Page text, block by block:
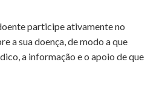
participe ativamente no
a sua doença, de modo a que
a informação e o apoio de que